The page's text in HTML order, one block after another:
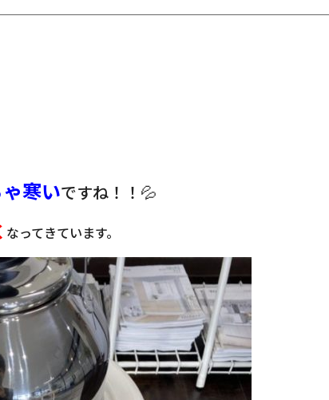
寒いですね！！💦
なってきています。